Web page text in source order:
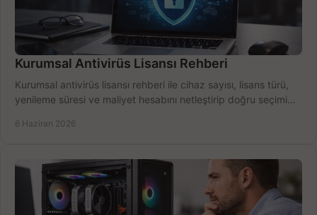
Kurumsal Antivirüs Lisansı Rehberi
Kurumsal antivirüs lisansı rehberi ile cihaz sayısı, lisans türü,
yenileme süresi ve maliyet hesabını netleştirip doğru seçimi
6 Haziran 2026